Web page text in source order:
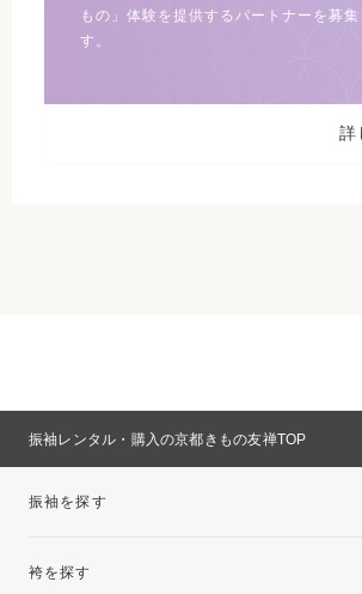
もの」体験を提供するパートナーを募集
す。
詳
振袖レンタル・購入の京都きもの友禅TOP
振袖を探す
袴を探す